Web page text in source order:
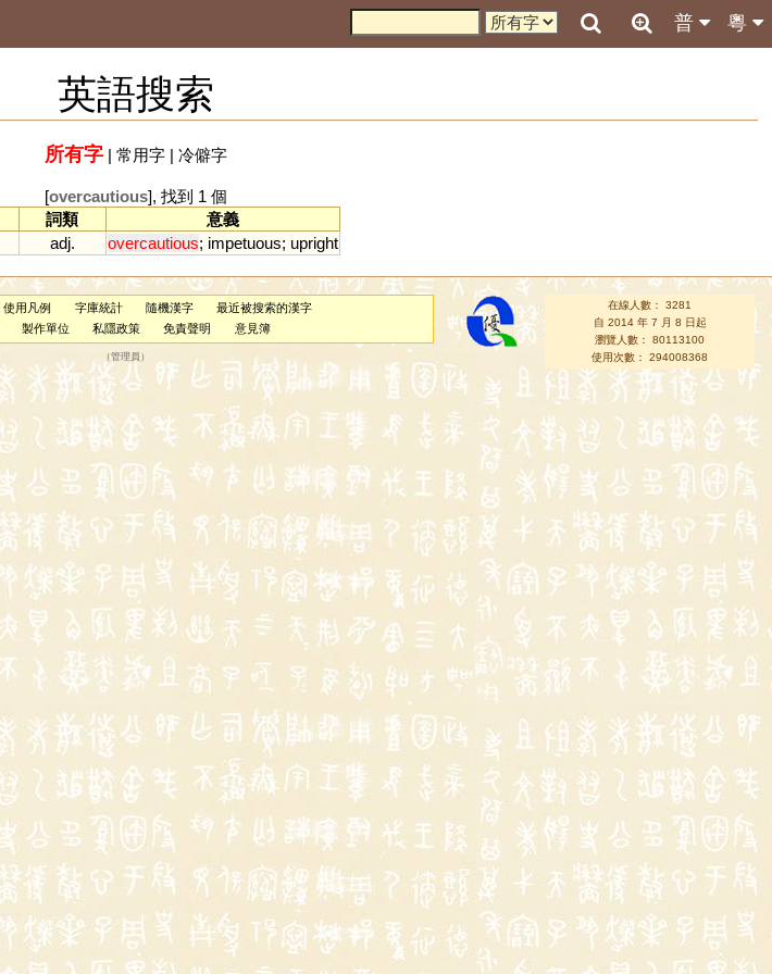
粵
普
英語搜索
所有字| 常用字| 冷僻字
[overcautious], 找到 1 個
詞類
意義
adj. overcautious; impetuous; upright
使用凡例 字庫統計 隨機漢字
最近被搜索的漢字
製作單位 私隱政策 免責聲明 意見簿
（管理員 ）
在線人數： 3281
自 2014 年 7 月 8 日起
瀏覽人數： 80113100
使用次數： 294008368